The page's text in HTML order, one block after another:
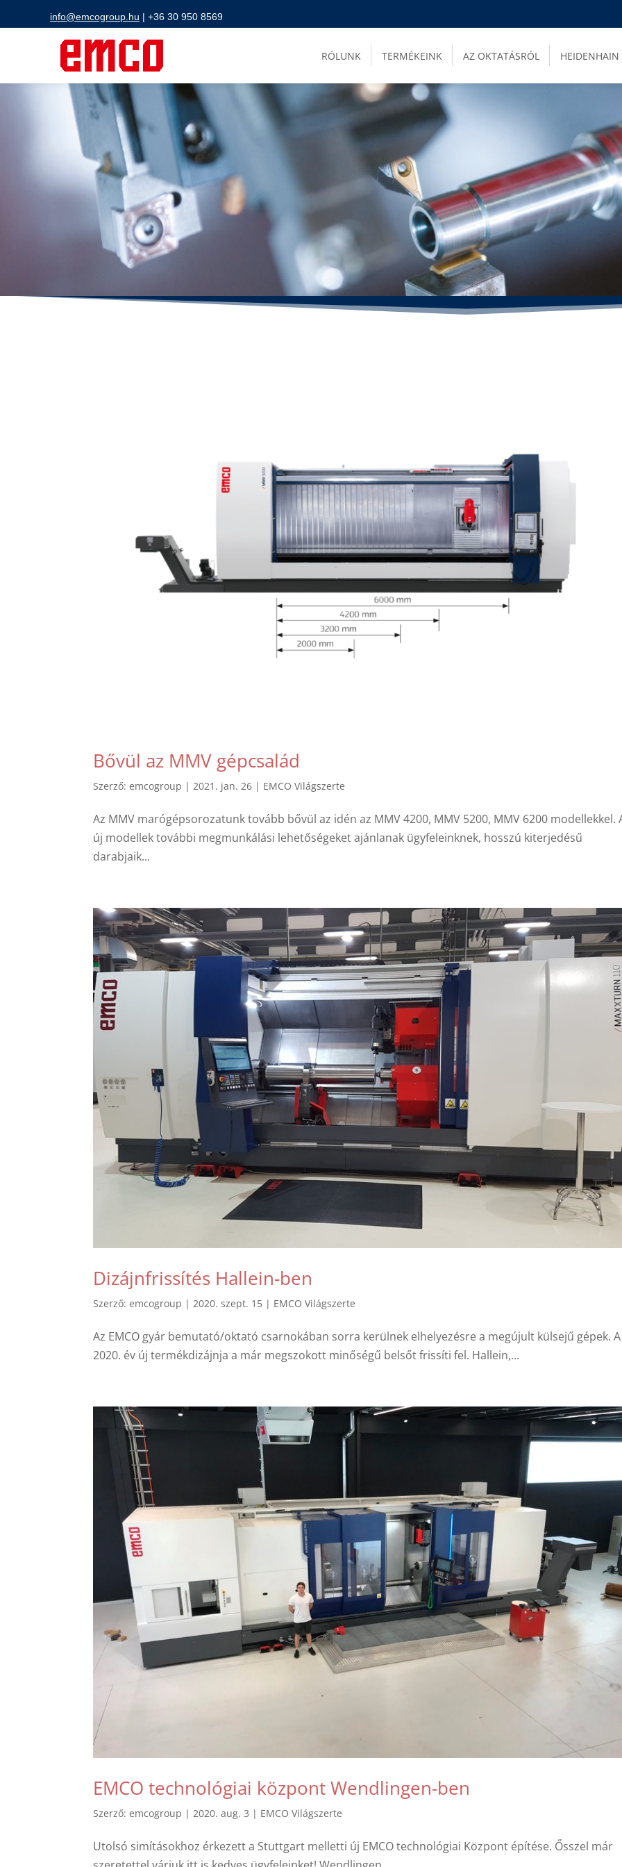
info@emcogroup.hu | +36 30 950 8569
RÓLUNK TERMÉKEINK AZ OKTATÁSRÓL HEIDENHAIN
Bővül az MMV gépcsalád
Szerző:emcogroup |2021. jan. 26 | EMCO Világszerte
Az MMV marógépsorozatunk tovább bővül az idén az MMV 4200, MMV 5200, MMV 6200 modellekkel.
új modellek további megmunkálási lehetőségeket ajánlanak ügyfeleinknek, hosszú kiterjedésű
darabjaik...
Dizájnfrissítés Hallein-ben
Szerző:emcogroup |2020. szept. 15 | EMCO Világszerte
Az EMCO gyár bemutató/oktató csarnokában sorra kerülnek elhelyezésre a megújult külsejű gépek. A
2020. év új termékdizájnja a már megszokott minőségű belsőt frissíti fel. Hallein,...
EMCO technológiai központ Wendlingen-ben
Szerző:emcogroup |2020. aug. 3 | EMCO Világszerte
Utolsó simításokhoz érkezett a Stuttgart melletti új EMCO technológiai Központ építése. Ősszel már